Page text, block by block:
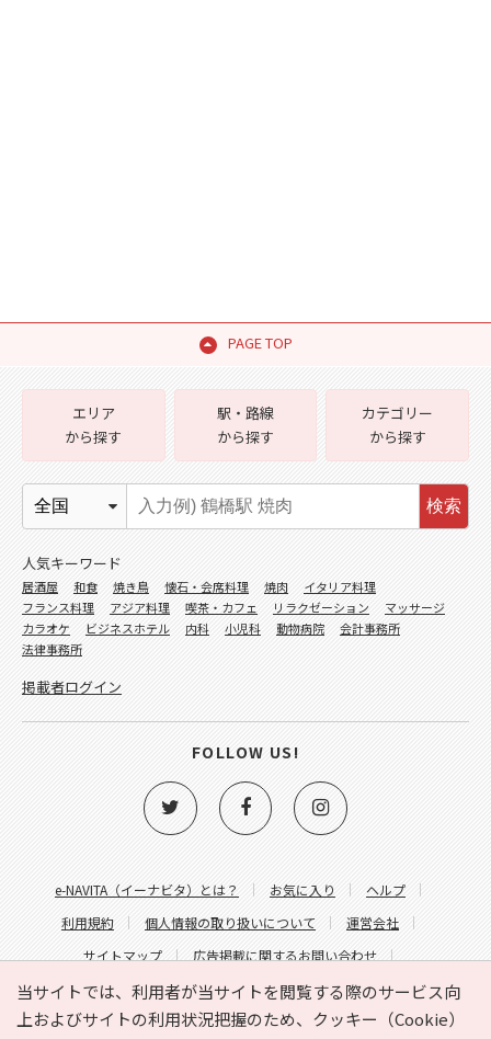
PAGE TOP
当サイトでは、利用者が当サイトを閲覧する際のサービス向
上およびサイトの利用状況把握のため、クッキー（Cookie）
e-NAVITA（イーナビタ）とは？ お気に入り
ヘルプ
利用規約
個人情報の取り扱いについて
運営会社
サイトマップ
広告掲載に関するお問い合わせ
サイトの内容に関するお問い合わせ
エリア
から探す
駅・路線
から探す
カテゴリー
から探す
検索
人気キーワード
居酒屋 和食 焼き鳥 懐石・会席料理 焼肉
イタリア料理
フランス料理
アジア料理 喫茶・カフェ リラクゼーション
マッサージ
カラオケ
ビジネスホテル 内科 小児科 動物病院
会計事務所
法律事務所
掲載者ログイン
FOLLOW US!